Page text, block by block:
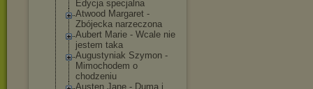
Edycja specjalna
Atwood Margaret -
Zbójecka narzeczona
Aubert Marie - Wcale nie
jestem taka
Augustyniak Szymon -
Mimochodem o
chodzeniu
Austen Jane - Duma i